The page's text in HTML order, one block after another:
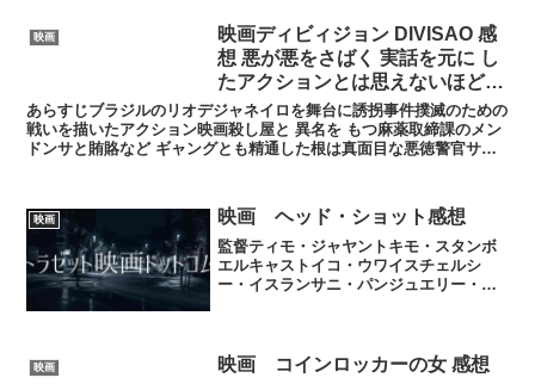
映画
映画ディビィジョン DIVISAO 感
想 悪が悪をさばく 実話を元に し
たアクションとは思えないほどの
展開 クオリティの高さ
あらすじブラジルのリオデジャネイロを舞台に誘拐事件撲滅のための
戦いを描いたアクション映画殺し屋と 異名を もつ麻薬取締課のメン
ドンサと賄賂など ギャングとも精通した根は真面目な悪徳警官サン
映画 映画 ヘッド・ショット感想
監督ティモ・ジャヤントキモ・スタンボ
エルキャストイコ・ウワイスチェルシ
ー・イスランサニ・パンジュエリー・エ
映画の立役者イコ・ウワイ...
映画 映画 コインロッカーの女 感想